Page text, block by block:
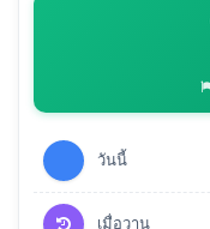
วันนี้
เมื่อวาน